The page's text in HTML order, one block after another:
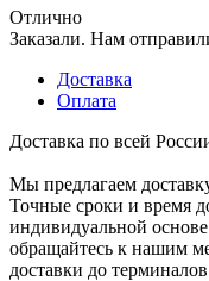
Отлично
Заказали. Нам
Доставка
Оплата
Доставка по всей
Мы предлагаем
Точные сроки и время
индивидуальной
обращайтесь к нашим
доставки до